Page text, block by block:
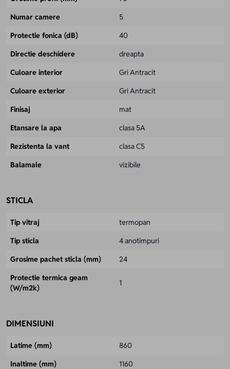
Numar camere
5
Protectie fonica (dB)
40
Directie deschidere
dreapta
Culoare interior
Gri Antracit
Culoare exterior
Gri Antracit
Finisaj
mat
Etansare la apa
clasa 5A
Rezistenta la vant
clasa C5
Balamale
vizibile
STICLA
Tip vitraj
termopan
Tip sticla
4 anotimpuri
Grosime pachet sticla (mm)
24
Protectie termica geam
(W/m2k)
1
DIMENSIUNI
Latime (mm)
860
Inaltime (mm)
1160